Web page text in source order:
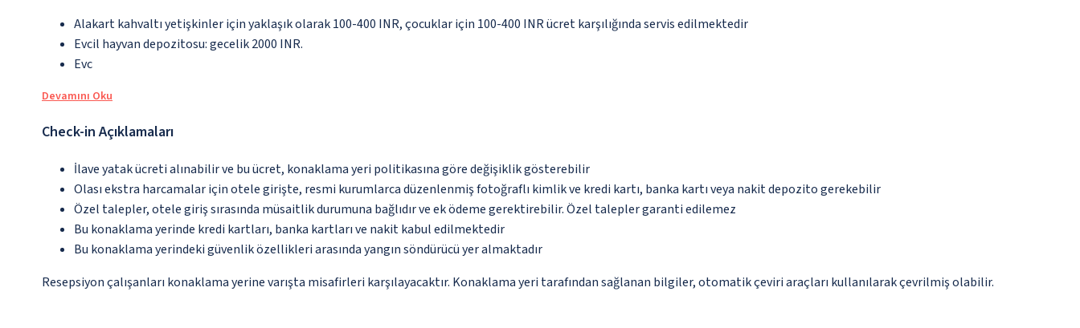
Alakart kahvaltı yetişkinler için yaklaşık olarak 100-400 INR, çocuklar için 100-400 INR ücret karşılığında servis edilmektedir
Evcil hayvan depozitosu: gecelik 2000 INR.
Evc
Devamını Oku
Check-in Açıklamaları
İlave yatak ücreti alınabilir ve bu ücret, konaklama yeri politikasına göre değişiklik gösterebilir
Olası ekstra harcamalar için otele girişte, resmi kurumlarca düzenlenmiş fotoğraflı kimlik ve kredi kartı, banka kartı veya nakit depozito gerekebilir
Özel talepler, otele giriş sırasında müsaitlik durumuna bağlıdır ve ek ödeme gerektirebilir. Özel talepler garanti edilemez
Bu konaklama yerinde kredi kartları, banka kartları ve nakit kabul edilmektedir
Bu konaklama yerindeki güvenlik özellikleri arasında yangın söndürücü yer almaktadır
Resepsiyon çalışanları konaklama yerine varışta misafirleri karşılayacaktır. Konaklama yeri tarafından sağlanan bilgiler, otomatik çeviri araçları kullanılarak çevrilmiş olabilir.